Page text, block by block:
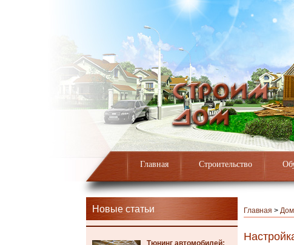
Главная Строительство
Новые статьи
Тюнинг автомобилей:
Главная >